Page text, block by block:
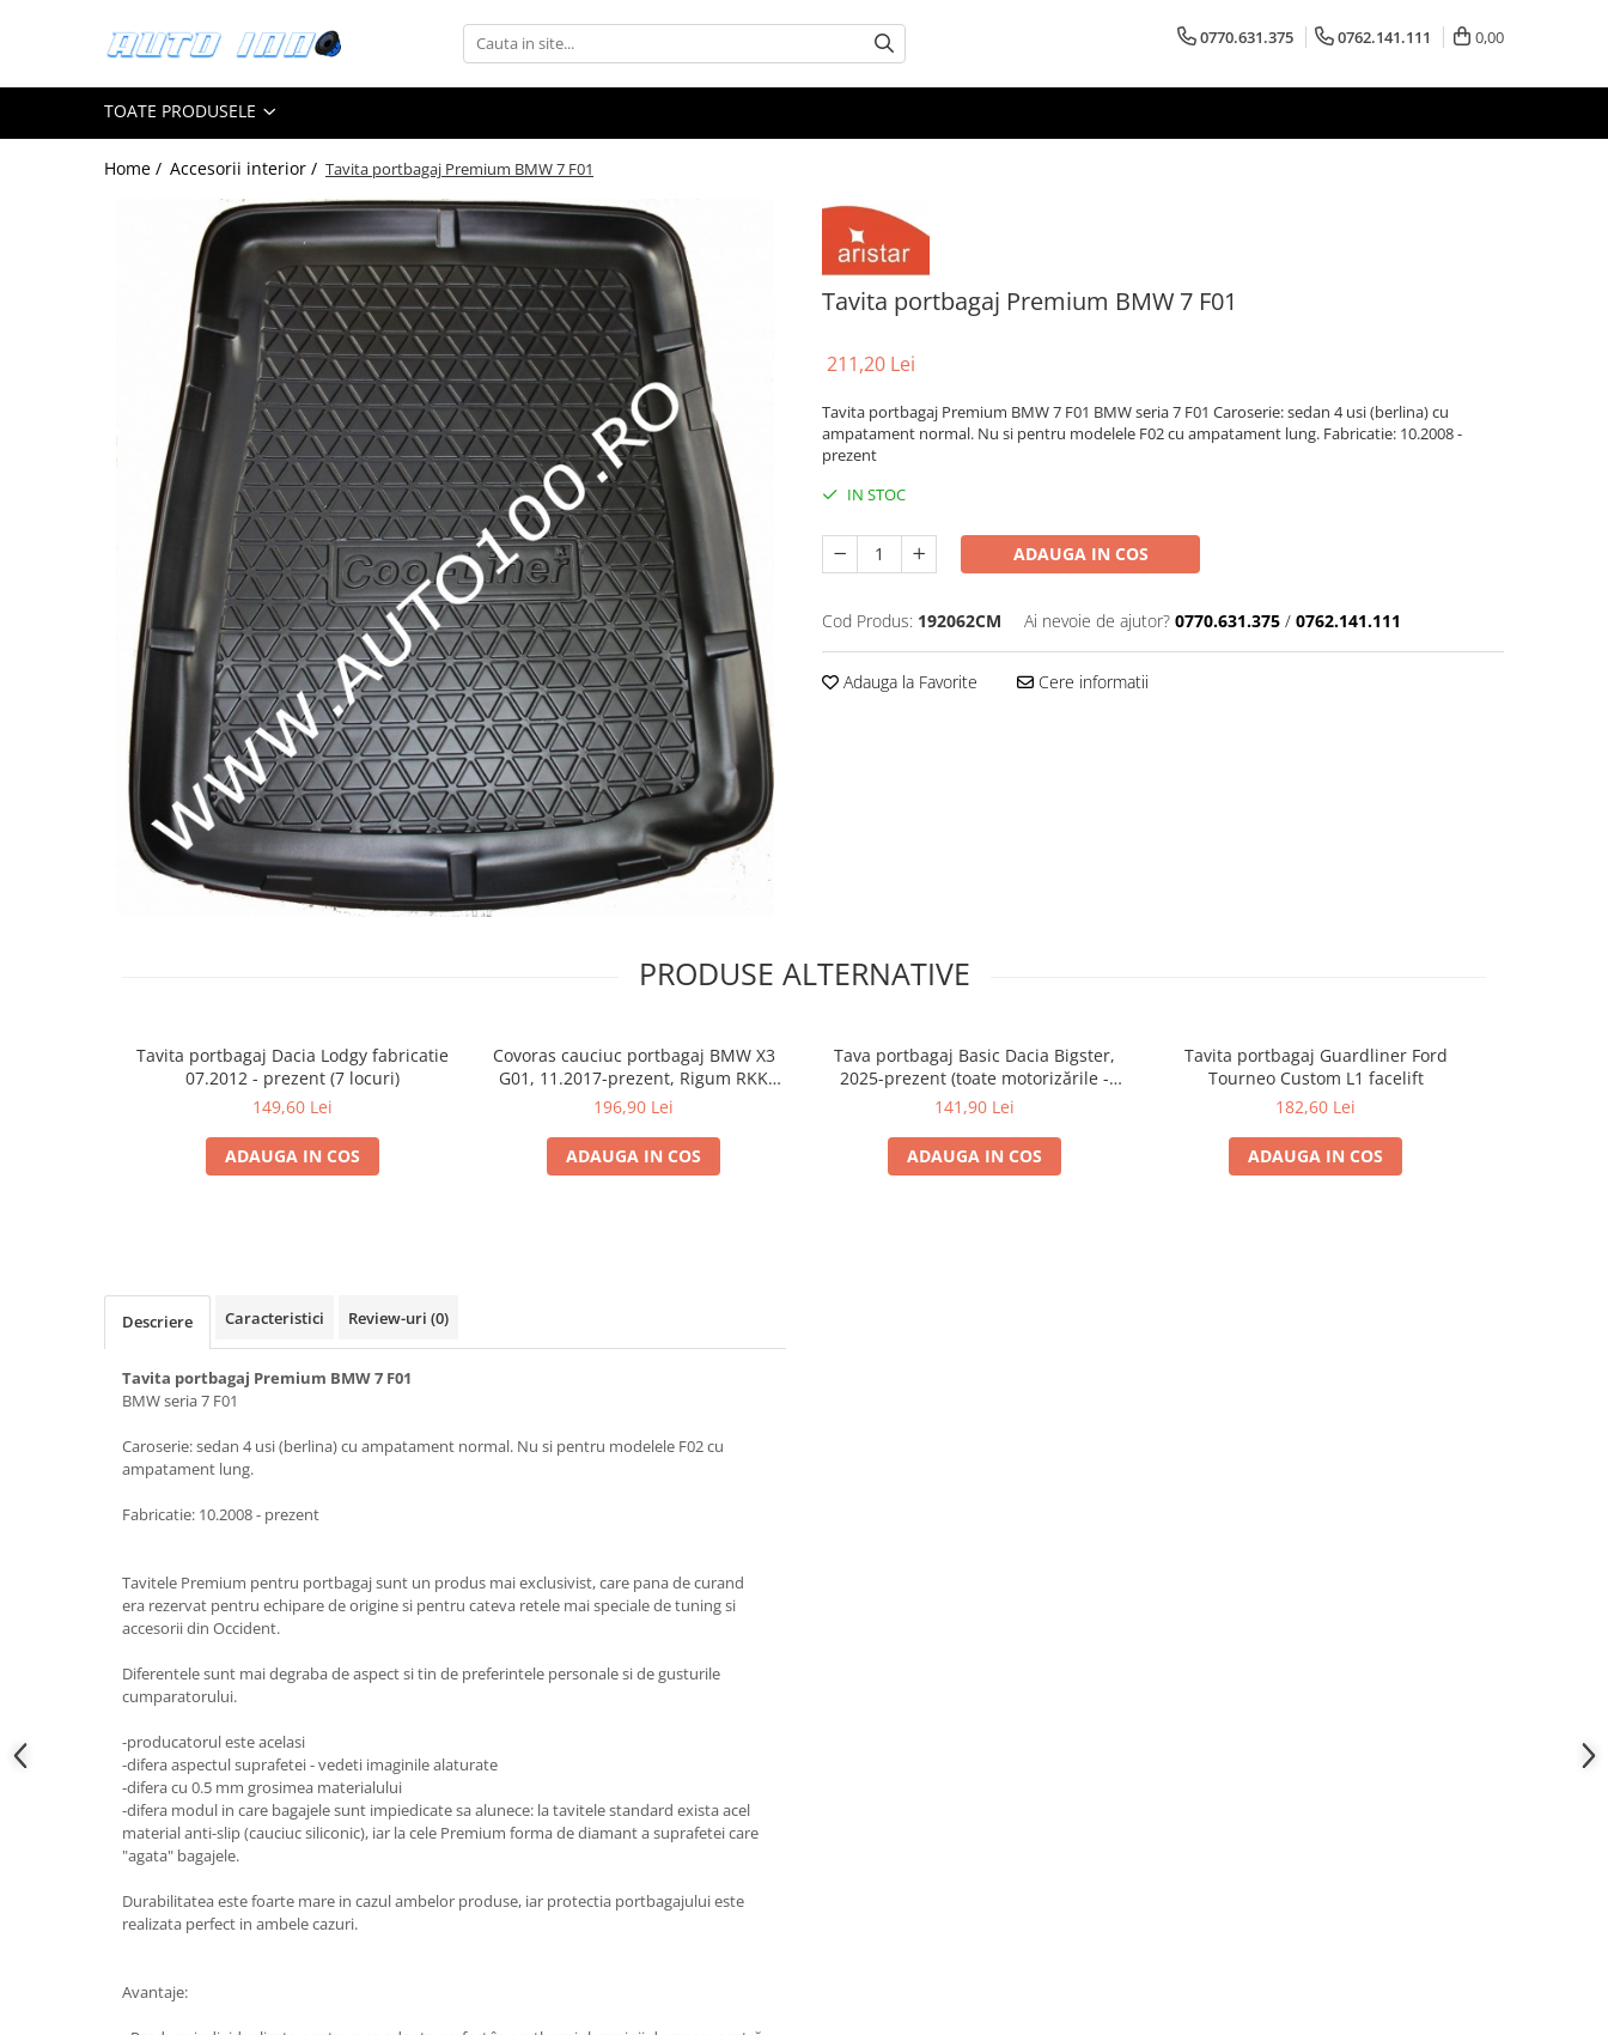
Accesorii interior
Covorase cauciuc auto dedicate
Huse scaun auto dedicate
Tavite portbagaj auto
Accesorii Sisteme Audio
Cupla radio aftermarket
Cupla radio OEM
Inele boxe auto
Rame radio 1DIN
Rame radio 2DIN
Amplificatoare
CD Playere Auto
Conectori Difuzoare
Difuzoare, boxe auto coaxiale
Alarme auto Alarme masina
Set clipsuri auto de plastic
Amortizoare hayon
Incalzire scaune
Paravanturi auto
Lumini ambientale
0770.631.375 0762.141.111 0,00
TOATE PRODUSELE
Home / Accesorii interior / Tavita portbagaj Premium BMW 7 F01
Tavita portbagaj Premium BMW 7 F01
211,20 Lei
Tavita portbagaj Premium BMW 7 F01 BMW seria 7 F01 Caroserie: sedan 4 usi (berlina) cu
ampatament normal. Nu si pentru modelele F02 cu ampatament lung. Fabricatie: 10.2008 -
prezent
IN STOC
ADAUGA IN COS
Cod Produs: 192062CM Ai nevoie de ajutor? 0770.631.375 / 0762.141.111
Adauga la Favorite Cere informatii
PRODUSE ALTERNATIVE
Tavita portbagaj Dacia Lodgy fabricatie
07.2012 - prezent (7 locuri)
149,60 Lei
ADAUGA IN COS
Covoras cauciuc portbagaj BMW X3
G01, 11.2017-prezent, Rigum RKK
Cehia
196,90 Lei
ADAUGA IN COS
Tava portbagaj Basic Dacia Bigster,
2025-prezent (toate motorizările -
portbagaj sus)
141,90 Lei
ADAUGA IN COS
Tavita portbagaj Guardliner Ford
Tourneo Custom L1 facelift
182,60 Lei
ADAUGA IN COS
Descriere Caracteristici Review-uri (0)
Tavita portbagaj Premium BMW 7 F01
BMW seria 7 F01
Caroserie: sedan 4 usi (berlina) cu ampatament normal. Nu si pentru modelele F02 cu
ampatament lung.
Fabricatie: 10.2008 - prezent
Tavitele Premium pentru portbagaj sunt un produs mai exclusivist, care pana de curand
era rezervat pentru echipare de origine si pentru cateva retele mai speciale de tuning si
accesorii din Occident.
Diferentele sunt mai degraba de aspect si tin de preferintele personale si de gusturile
cumparatorului.
-producatorul este acelasi
-difera aspectul suprafetei - vedeti imaginile alaturate
-difera cu 0.5 mm grosimea materialului
-difera modul in care bagajele sunt impiedicate sa alunece: la tavitele standard exista acel
material anti-slip (cauciuc siliconic), iar la cele Premium forma de diamant a suprafetei care
"agata" bagajele.
Durabilitatea este foarte mare in cazul ambelor produse, iar protectia portbagajului este
realizata perfect in ambele cazuri.
Avantaje: